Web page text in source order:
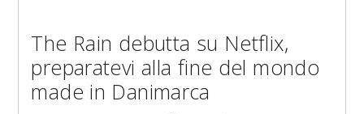
The Rain debutta su Netflix,
preparatevi alla fine del mondo
made in Danimarca